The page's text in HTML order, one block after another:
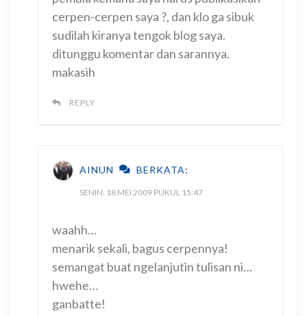
cerpen-cerpen saya ?, dan klo ga sibuk
sudilah kiranya tengok blog saya.
ditunggu komentar dan sarannya.
makasih
REPLY
AINUN BERKATA:
SENIN, 18 MEI 2009 PUKUL 15:47
waahh…
menarik sekali, bagus cerpennya!
semangat buat ngelanjutin tulisan ni…
hwehe…
ganbatte!